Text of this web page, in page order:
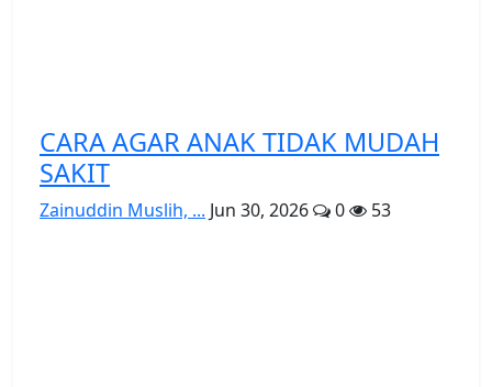
CARA AGAR ANAK TIDAK MUDAH
SAKIT
Zainuddin Muslih, ... Jun 30, 2026 0 53